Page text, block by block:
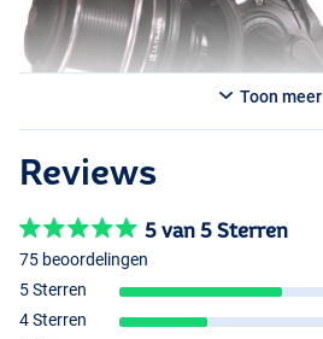
Toon meer
Reviews
5 van 5 Sterren
75 beoordelingen
5 Sterren
4 Sterren